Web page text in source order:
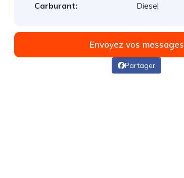
Carburant:
Diesel
Envoyez vos messages
Partager